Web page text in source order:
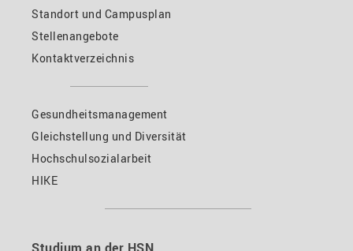
Standort und Campusplan
Stellenangebote
Kontaktverzeichnis
Gesundheitsmanagement
Gleichstellung und Diversität
Hochschulsozialarbeit
HIKE